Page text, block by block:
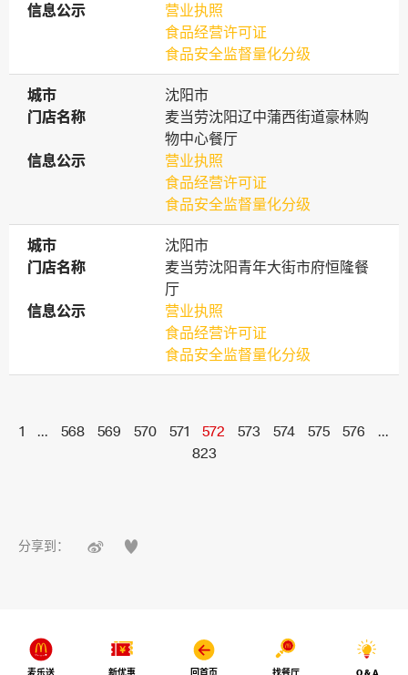
信息公示
信息公示
营业执照
食品经营许可证
食品安全监督量化分级
城市
城市
沈阳市
门店名称
门店名称
麦当劳沈阳辽中蒲西街道豪林购
物中心餐厅
信息公示
信息公示
营业执照
食品经营许可证
食品安全监督量化分级
城市
城市
沈阳市
门店名称
门店名称
麦当劳沈阳青年大街市府恒隆餐
厅
信息公示
信息公示
营业执照
食品经营许可证
食品安全监督量化分级
1 ... 568 569 570 571 572 573 574 575 576
...
823
分享到：  